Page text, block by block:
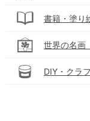
書籍・塗り
世界の名画
DIY・クラ